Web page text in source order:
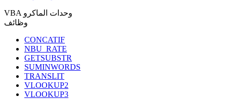
VBA وحدات الماكرو
وظائف
CONCATIF
NBU_RATE
GETSUBSTR
SUMINWORDS
TRANSLIT
VLOOKUP2
VLOOKUP3